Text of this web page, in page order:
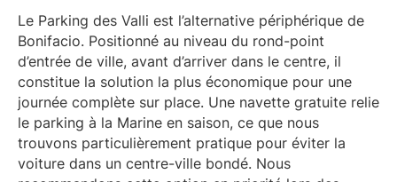
Le Parking des Valli est l’alternative périphérique de
Bonifacio. Positionné au niveau du rond-point
d’entrée de ville, avant d’arriver dans le centre, il
constitue la solution la plus économique pour une
journée complète sur place. Une navette gratuite relie
le parking à la Marine en saison, ce que nous
trouvons particulièrement pratique pour éviter la
voiture dans un centre-ville bondé. Nous